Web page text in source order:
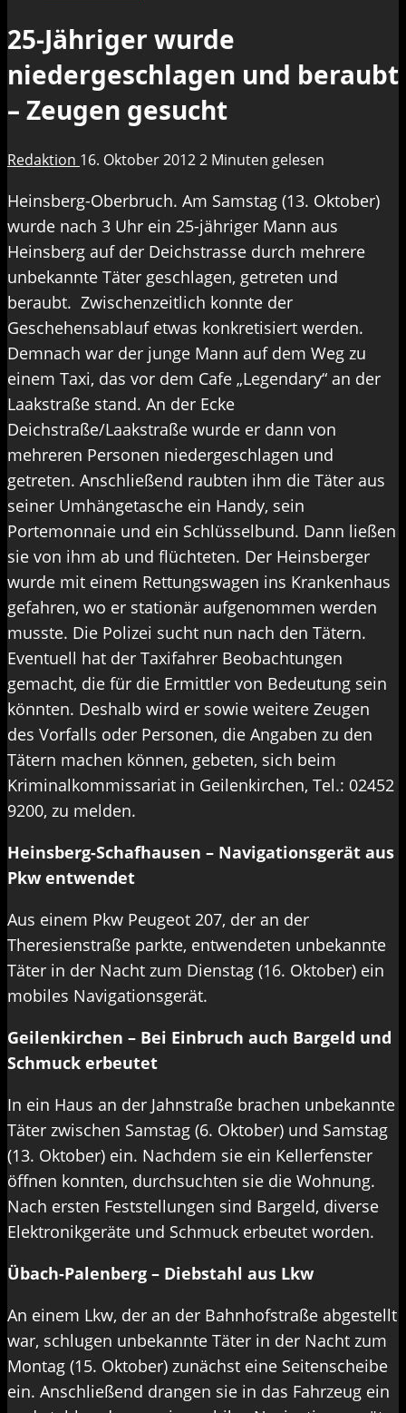
25-Jähriger wurde
niedergeschlagen und beraubt
– Zeugen gesucht
Redaktion 16. Oktober 20122 Minuten gelesen
Heinsberg-Oberbruch. Am Samstag (13. Oktober)
wurde nach 3 Uhr ein 25-jähriger Mann aus
Heinsberg auf der Deichstrasse durch mehrere
unbekannte Täter geschlagen, getreten und
beraubt. Zwischenzeitlich konnte der
Geschehensablauf etwas konkretisiert werden.
Demnach war der junge Mann auf dem Weg zu
einem Taxi, das vor dem Cafe „Legendary“ an der
Laakstraße stand. An der Ecke
Deichstraße/Laakstraße wurde er dann von
mehreren Personen niedergeschlagen und
getreten. Anschließend raubten ihm die Täter aus
seiner Umhängetasche ein Handy, sein
Portemonnaie und ein Schlüsselbund. Dann ließen
sie von ihm ab und flüchteten. Der Heinsberger
wurde mit einem Rettungswagen ins Krankenhaus
gefahren, wo er stationär aufgenommen werden
musste. Die Polizei sucht nun nach den Tätern.
Eventuell hat der Taxifahrer Beobachtungen
gemacht, die für die Ermittler von Bedeutung sein
könnten. Deshalb wird er sowie weitere Zeugen
des Vorfalls oder Personen, die Angaben zu den
Tätern machen können, gebeten, sich beim
Kriminalkommissariat in Geilenkirchen, Tel.: 02452
9200, zu melden.
Heinsberg-Schafhausen – Navigationsgerät aus
Pkw entwendet
Aus einem Pkw Peugeot 207, der an der
Theresienstraße parkte, entwendeten unbekannte
Täter in der Nacht zum Dienstag (16. Oktober) ein
mobiles Navigationsgerät.
Geilenkirchen – Bei Einbruch auch Bargeld und
Schmuck erbeutet
In ein Haus an der Jahnstraße brachen unbekannte
Täter zwischen Samstag (6. Oktober) und Samstag
(13. Oktober) ein. Nachdem sie ein Kellerfenster
öffnen konnten, durchsuchten sie die Wohnung.
Nach ersten Feststellungen sind Bargeld, diverse
Elektronikgeräte und Schmuck erbeutet worden.
Übach-Palenberg – Diebstahl aus Lkw
An einem Lkw, der an der Bahnhofstraße abgestellt
war, schlugen unbekannte Täter in der Nacht zum
Montag (15. Oktober) zunächst eine Seitenscheibe
ein. Anschließend drangen sie in das Fahrzeug ein